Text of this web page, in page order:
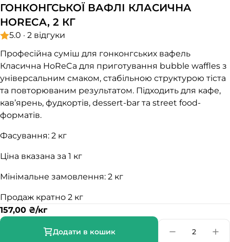
ГОНКОНГСЬКОЇ ВАФЛІ КЛАСИЧНА
HORECA, 2 КГ
5.0 · 2 відгуки
Професійна суміш для гонконгських вафель
Класична HoReCa для приготування bubble waffles з
універсальним смаком, стабільною структурою тіста
та повторюваним результатом. Підходить для кафе,
кав’ярень, фудкортів, dessert-bar та street food-
форматів.
Фасування: 2 кг
Ціна вказана за 1 кг
Мінімальне замовлення: 2 кг
Продаж кратно 2 кг
157,00 ₴/кг
Додати в кошик